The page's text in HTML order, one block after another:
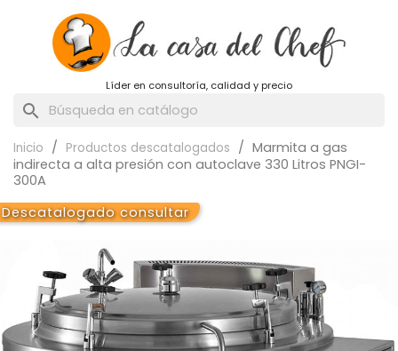
Líder en consultoría, calidad y precio
search
Inicio Productos descatalogados
Marmita a gas
indirecta a alta presión con autoclave 330 Litros PNGI-
300A
Descatalogado consultar